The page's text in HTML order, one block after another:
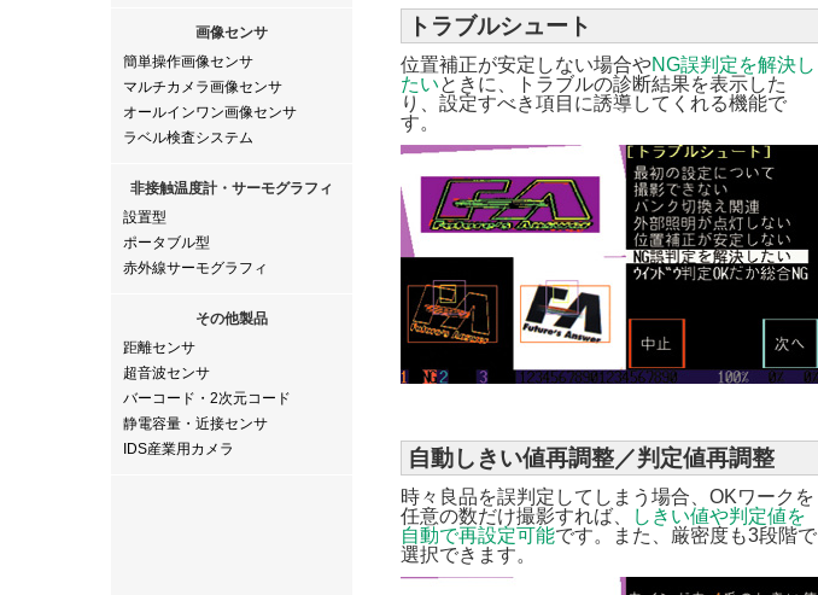
画像センサ
簡単操作画像センサ
マルチカメラ画像センサ
オールインワン画像センサ
ラベル検査システム
非接触温度計・サーモグラフィ
設置型
ポータブル型
赤外線サーモグラフィ
その他製品
距離センサ
超音波センサ
バーコード・2次元コード
静電容量・近接センサ
IDS産業用カメラ
トラブルシュート
位置補正が安定しない場合やNG誤判定を解決し
たいときに、トラブルの診断結果を表示した
り、設定すべき項目に誘導してくれる機能で
す。
自動しきい値再調整／判定値再調整
時々良品を誤判定してしまう場合、OKワークを
任意の数だけ撮影すれば、
しきい値や判定値を
自動で再設定可能です。また、厳密度も3段階で
選択できます。